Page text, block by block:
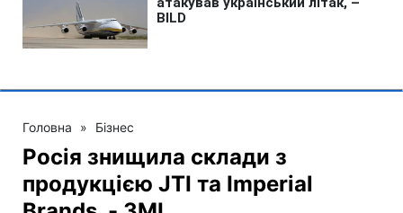
Головна » Бізнес
Росія знищила склади з
продукцією JTI та Imperial